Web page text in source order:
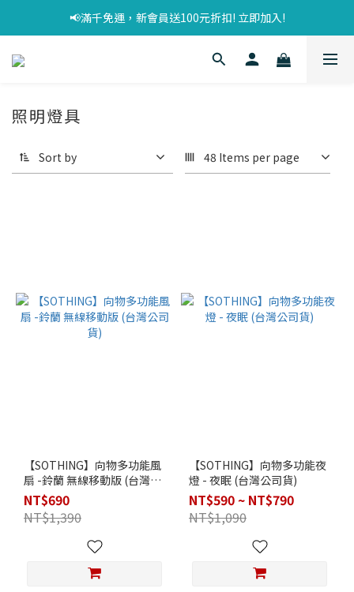
📢滿千免運，新會員送100元折扣! 立即加入!
照明燈具
Sort by 48 Items per page
【SOTHING】向物多功能風
扇 -鈴蘭 無線移動版 (台灣公
司貨)
NT$690
NT$1,390
【SOTHING】向物多功能夜
燈 - 夜眠 (台灣公司貨)
NT$590 ~ NT$790
NT$1,090